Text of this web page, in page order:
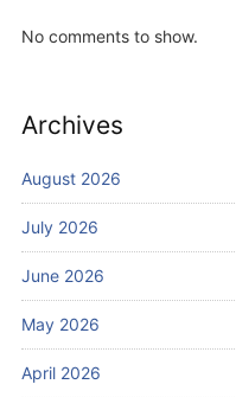
No comments to show.
Archives
August 2026
July 2026
June 2026
May 2026
April 2026